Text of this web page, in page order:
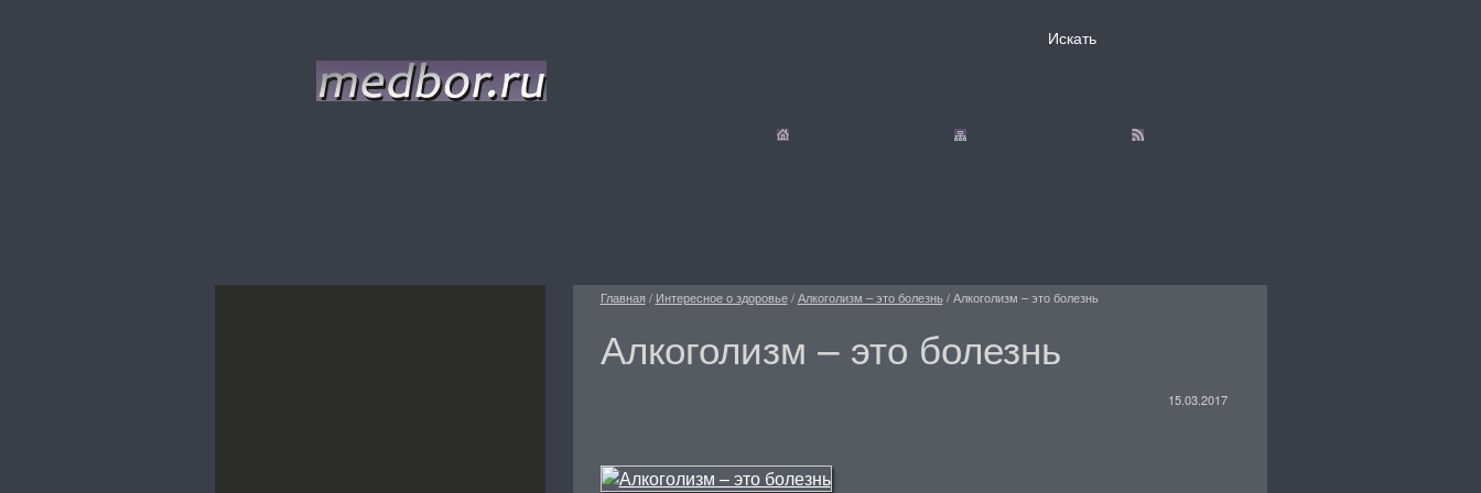
Главная / Интересное о здоровье/Алкоголизм – это болезнь/Алкоголизм – это болезнь
Алкоголизм – это болезнь
15.03.2017